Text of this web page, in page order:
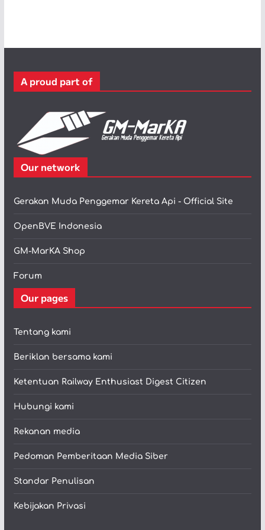
r
A proud part of
Our network
Gerakan Muda Penggemar Kereta Api - Official Site
OpenBVE Indonesia
GM-MarKA Shop
Forum
Our pages
Tentang kami
Beriklan bersama kami
Ketentuan Railway Enthusiast Digest Citizen
Hubungi kami
Rekanan media
Pedoman Pemberitaan Media Siber
Standar Penulisan
Kebijakan Privasi